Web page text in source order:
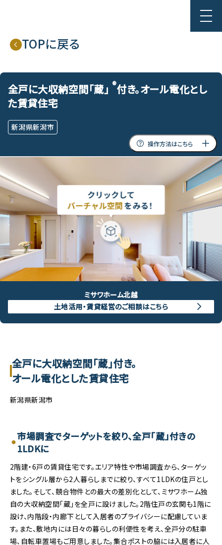
TOPに戻る
全戸に大収納空間「蔵」 ®︎付き。オール電化とし
た賃貸住宅
新潟県新潟市
操作方法はこちら
ミサワホーム北越
土地活用・賃貸経営のご相談はこちら
全戸に大収納空間「蔵」付き。
オール電化とした賃貸住宅
新潟県新潟市
市場調査でターゲットを絞り、全戸「蔵」付きの
1LDKに
2階建・6戸の賃貸住宅です。エリア特性や市場調査から、ターゲッ
トをシングル層から2人暮らしまでに絞り、すべて1LDKの住戸とし
ました。そして、競合物件との最大の差別化として、ミサワホーム独
自の大収納空間「蔵」を全戸に設けました。2階住戸の玄関も1階に
設け、内階段・内廊下として入居者のプライバシーに配慮していま
す。また、敷地内には日々の暮らしの利便性を考え、全戸分の駐車
場、自転車置場もご用意しました。集合ポストの脇には入居者に人